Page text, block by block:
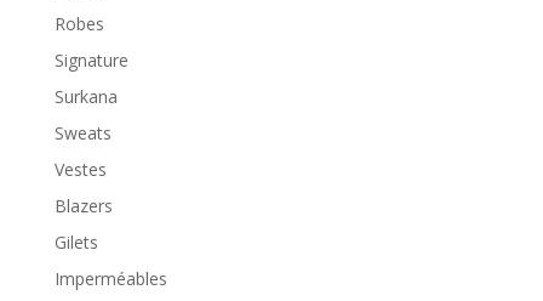
Robes
Signature
Surkana
Sweats
Vestes
Blazers
Gilets
Imperméables